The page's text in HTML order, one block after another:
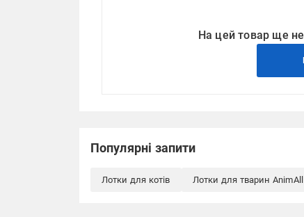
На цей товар ще
Популярні запити
Лотки для котів Лотки для тварин AnimAll